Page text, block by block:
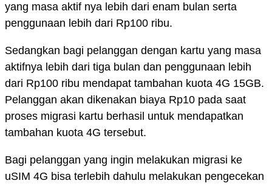
yang masa aktif nya lebih dari enam bulan serta
penggunaan lebih dari Rp100 ribu.
Sedangkan bagi pelanggan dengan kartu yang masa
aktifnya lebih dari tiga bulan dan penggunaan lebih
dari Rp100 ribu mendapat tambahan kuota 4G 15GB.
Pelanggan akan dikenakan biaya Rp10 pada saat
proses migrasi kartu berhasil untuk mendapatkan
tambahan kuota 4G tersebut.
Bagi pelanggan yang ingin melakukan migrasi ke
uSIM 4G bisa terlebih dahulu melakukan pengecekan